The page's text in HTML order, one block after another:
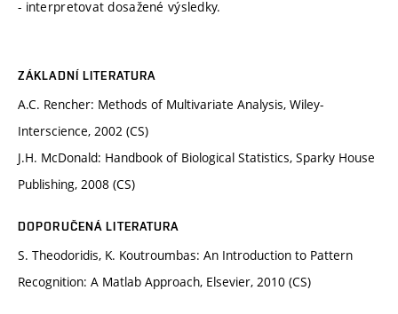
- interpretovat dosažené výsledky.
ZÁKLADNÍ LITERATURA
A.C. Rencher: Methods of Multivariate Analysis, Wiley-
Interscience, 2002 (CS)
J.H. McDonald: Handbook of Biological Statistics, Sparky House
Publishing, 2008 (CS)
DOPORUČENÁ LITERATURA
S. Theodoridis, K. Koutroumbas: An Introduction to Pattern
Recognition: A Matlab Approach, Elsevier, 2010 (CS)